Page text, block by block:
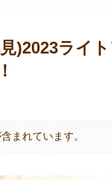
)2023ライ
まれています。